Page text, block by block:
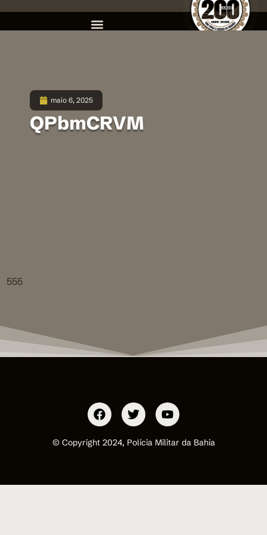
maio 6, 2025
QPbmCRVM
555
© Copyright 2024, Polícia Militar da Bahia